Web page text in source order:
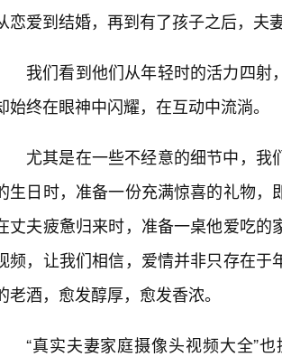
恋爱到结婚，再到有了孩子之后，夫
我们看到他们从年轻时的活力四
始终在眼神中闪耀，在互动中流淌。
尤其是在一些不经意的细节中，
生日时，准备一份充满惊喜的礼物
丈夫疲惫归来时，准备一桌他爱吃
频，让我们相信，爱情并非只存在
老酒，愈发醇厚，愈发香浓。
“真实夫妻家庭摄像头视频大全”